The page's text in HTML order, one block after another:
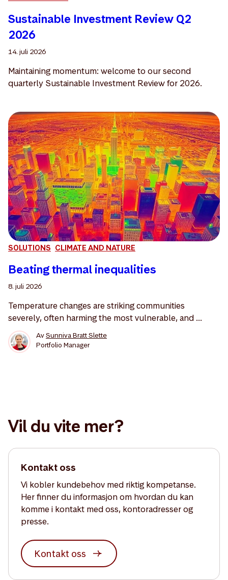
Sustainable Investment Review Q2
2026
14. juli 2026
Maintaining momentum: welcome to our second
quarterly Sustainable Investment Review for 2026.
SOLUTIONS CLIMATE AND NATURE
Beating thermal inequalities
8. juli 2026
Temperature changes are striking communities
severely, often harming the most vulnerable, and ...
AvSunniva Bratt Slette
Portfolio Manager
Vil du vite mer?
Kontakt oss
Vi kobler kundebehov med riktig kompetanse.
Her finner du informasjon om hvordan du kan
komme i kontakt med oss, kontoradresser og
presse.
Kontakt oss